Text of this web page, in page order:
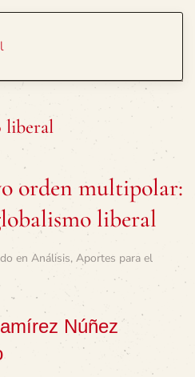
liberal
orden multipolar:
liberal
en Análisis, Aportes para el
Núñez